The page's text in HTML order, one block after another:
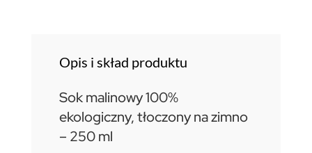
Opis i skład produktu
Sok malinowy 100%
ekologiczny, tłoczony na zimno
– 250 ml